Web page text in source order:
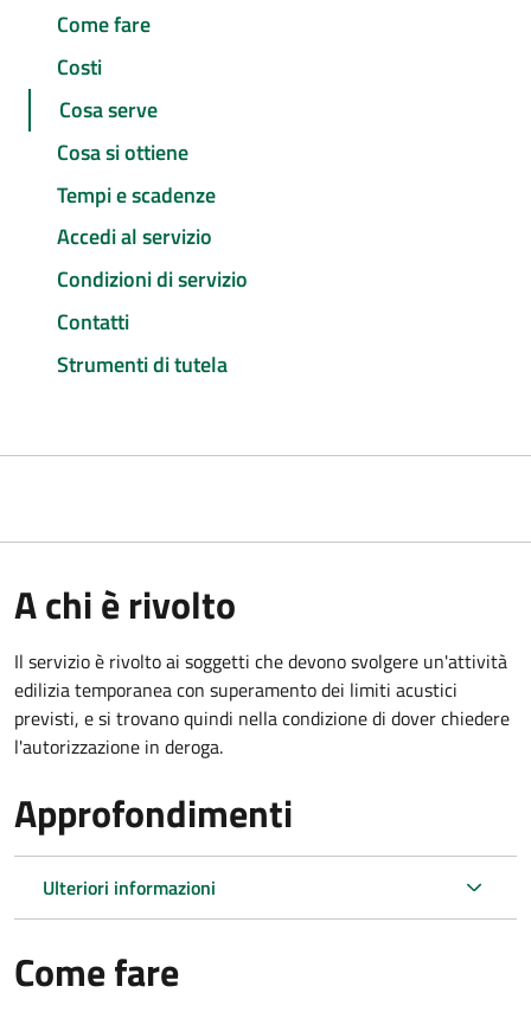
Come fare
Costi
Cosa serve
Cosa si ottiene
Tempi e scadenze
Accedi al servizio
Condizioni di servizio
Contatti
Strumenti di tutela
A chi è rivolto
Il servizio è rivolto ai soggetti che devono svolgere un'attività
edilizia temporanea con superamento dei limiti acustici
previsti, e si trovano quindi nella condizione di dover chiedere
l'autorizzazione in deroga.
Approfondimenti
Ulteriori informazioni
Come fare